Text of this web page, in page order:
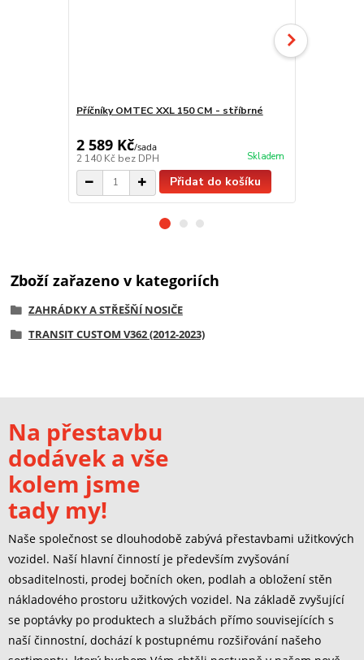
Příčníky OMTEC XXL 150 CM - stříbrné
2 589 Kč/sada
2 140 Kč bez DPH Skladem
Přidat do košíku
Zboží zařazeno v kategoriích
ZAHRÁDKY A STŘEŠŇÍ NOSIČE
TRANSIT CUSTOM V362 (2012-2023)
Na přestavbu
dodávek a vše
kolem jsme
tady my!
Naše společnost se dlouhodobě zabývá přestavbami užitkových
vozidel. Naší hlavní činností je především zvyšování
obsaditelnosti, prodej bočních oken, podlah a obložení stěn
nákladového prostoru užitkových vozidel. Na základě zvyšující
se poptávky po produktech a službách přímo souvisejících s
naší činnostní, dochází k postupnému rozšiřování našeho